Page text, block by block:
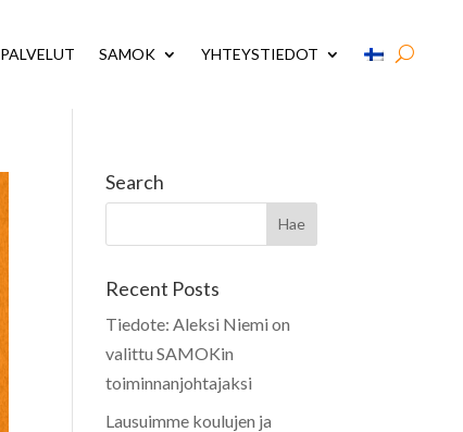
PALVELUT SAMOK YHTEYSTIEDOT
Search
Recent Posts
Tiedote: Aleksi Niemi on
valittu SAMOKin
toiminnanjohtajaksi
Lausuimme koulujen ja